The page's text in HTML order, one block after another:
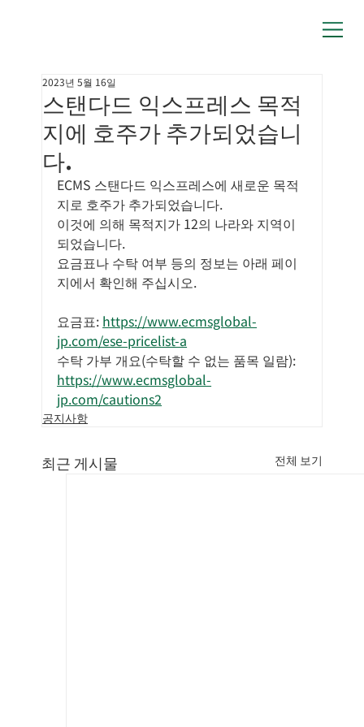
스탠다드 익스프레스 목적
지에 호주가 추가되었습니
다.
2023년 5월 16일
ECMS 스탠다드 익스프레스에 새로운 목적
지로 호주가 추가되었습니다.
이것에 의해 목적지가 12의 나라와 지역이
되었습니다.
요금표나 수탁 여부 등의 정보는 아래 페이
지에서 확인해 주십시오.
요금표: https://www.ecmsglobal-
jp.com/ese-pricelist-a
수탁 가부 개요(수탁할 수 없는 품목 일람):
https://www.ecmsglobal-
jp.com/cautions2
공지사항
최근 게시물 전체 보기